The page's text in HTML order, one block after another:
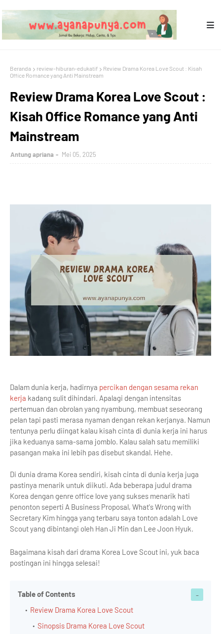
Beranda review-hiburan-edukatif
Review Drama Korea Love Scout : Kisah
Office Romance yang Anti Mainstream
Review Drama Korea Love Scout :
Kisah Office Romance yang Anti
Mainstream
Antung apriana Mei 05, 2025
Dalam dunia kerja, hadirnya percikan dengan sesama rekan
kerja kadang sulit dihindari. Apalagi dengan intensitas
pertemuan dan obrolan yang nyambung, membuat seseorang
pelan tapi pasti merasa nyaman dengan rekan kerjanya. Namun
tentunya perlu diingat kalau kisah cinta di dunia kerja ini harus
jika keduanya sama-sama jomblo. Kalau salah satu memiliki
pasangan maka ini lebih pas disebut skandal. Hehe.
Di dunia drama Korea sendiri, kisah cinta di dunia kerja juga
pastinya menarik untuk diikuti. Ada beberapa judul drama
Korea dengan genre office love yang sukses menarik hati
penonton seperti A Business Proposal, What's Wrong with
Secretary Kim hingga yang terbaru saya tonton adalah Love
Scout yang dibintangi oleh Han Ji Min dan Lee Joon Hyuk.
Bagaimana kisah dari drama Korea Love Scout ini, yuk baca
postingan ini hingga selesai!
Table of Contents
Review Drama Korea Love Scout
Sinopsis Drama Korea Love Scout